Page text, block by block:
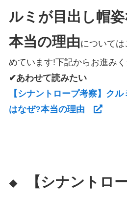
ルミが目出し帽
本当の理由については
めています!下記からお進み
✔あわせて読みたい
【シナントロープ考察】ク
はなぜ?本当の理由
◆
【シナントロ